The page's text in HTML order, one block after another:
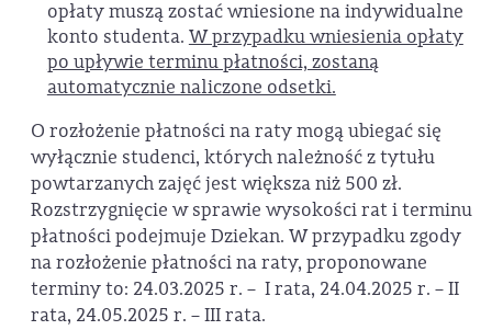
opłaty muszą zostać wniesione na indywidualne
konto studenta. W przypadku wniesienia opłaty
po upływie terminu płatności, zostaną
automatycznie naliczone odsetki.
O rozłożenie płatności na raty mogą ubiegać się
wyłącznie studenci, których należność z tytułu
powtarzanych zajęć jest większa niż 500 zł.
Rozstrzygnięcie w sprawie wysokości rat i terminu
płatności podejmuje Dziekan. W przypadku zgody
na rozłożenie płatności na raty, proponowane
terminy to: 24.03.2025 r. – I rata, 24.04.2025 r. – II
rata, 24.05.2025 r. – III rata.